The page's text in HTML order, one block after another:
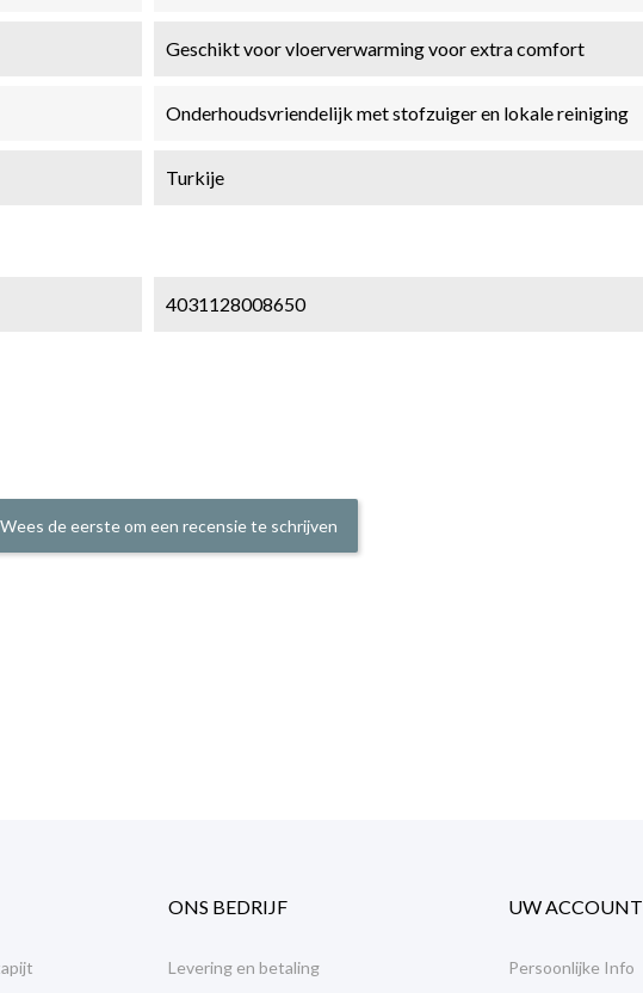
Geschikt voor vloerverwarming voor extra comfort
Onderhoudsvriendelijk met stofzuiger en lokale reiniging
Turkije
4031128008650
Wees de eerste om een recensie te schrijven
ONS BEDRIJF
Levering en betaling
UW ACCOUNT
Persoonlijke Info